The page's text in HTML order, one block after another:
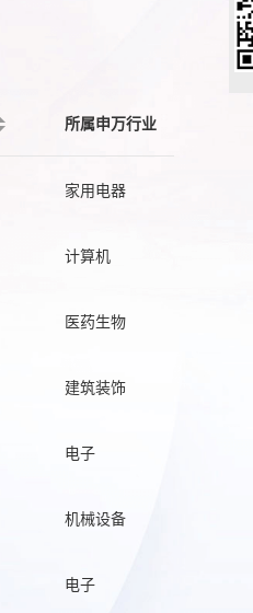
所属申万行业
家用电器
计算机
医药生物
建筑装饰
电子
机械设备
电子